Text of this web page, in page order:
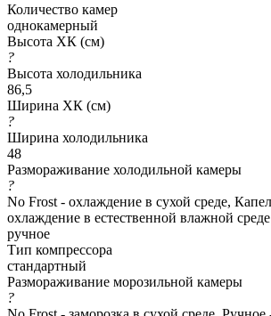
Количество камер
однокамерный
Высота ХК (см)
?
Высота холодильника
86,5
Ширина ХК (см)
?
Ширина холодильника
48
Размораживание холодильной камеры
?
No Frost - охлаждение в сухой среде,
охлаждение в естественной влажной среде
ручное
Тип компрессора
стандартный
Размораживание морозильной камеры
?